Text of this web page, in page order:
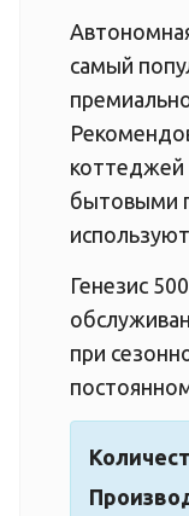
самый
бытовыми
Генезис
при